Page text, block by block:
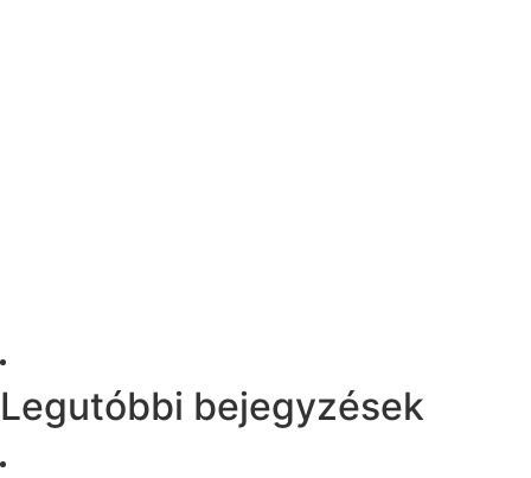
Legutóbbi bejegyzések